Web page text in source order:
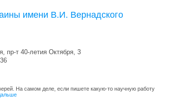
имени В.И. Вернадского
пр-т 40-летия Октября, 3
На самом деле, если пишете какую-то научную работу